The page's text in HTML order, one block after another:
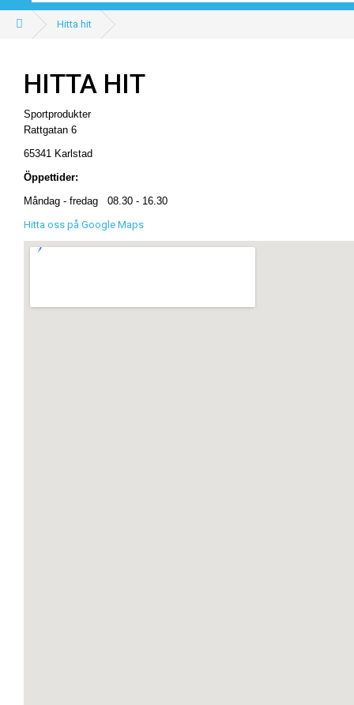
Hitta hit
HITTA HIT
Sportprodukter
Rattgatan 6
65341 Karlstad
Öppettider:
Måndag - fredag 08.30 - 16.30
Hitta oss på Google Maps